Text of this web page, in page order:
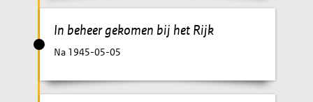
In beheer gekomen bij het Rijk
Na 1945-05-05